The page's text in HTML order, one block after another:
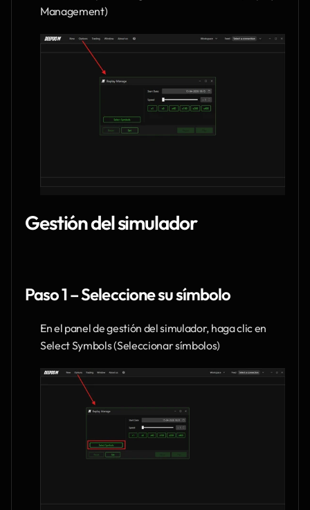
Management)
Gestión del simulador
Paso 1 – Seleccione su símbolo
En el panel de gestión del simulador, haga clic en
Select Symbols (Seleccionar símbolos)